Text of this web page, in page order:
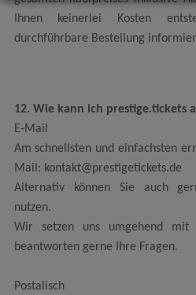
Ihnen keinerlei Kosten
durchführbare Bestellung
12. Wie kann ich prestige.tickets
E-Mail
Am schnellsten und einfachsten
Mail: kontakt@prestigetickets.de
Alternativ können Sie auch
nutzen.
Wir setzen uns umgehend mit
beantworten gerne Ihre Fragen.
Postalisch